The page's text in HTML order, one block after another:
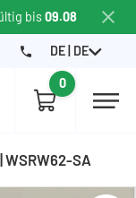
bis09.08
DE | DE
0
SA